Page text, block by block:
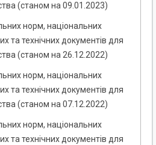
(станом на 09.01.2023)
норм, національних
та технічних документів для
(станом на 26.12.2022)
норм, національних
та технічних документів для
(станом на 07.12.2022)
норм, національних
та технічних документів для